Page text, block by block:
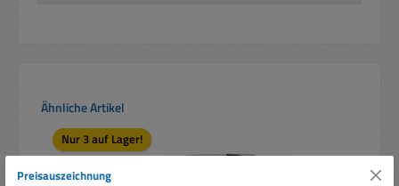
Produktgalerie überspringen
Ähnliche Artikel
Nur 3 auf Lager!
Preisauszeichnung